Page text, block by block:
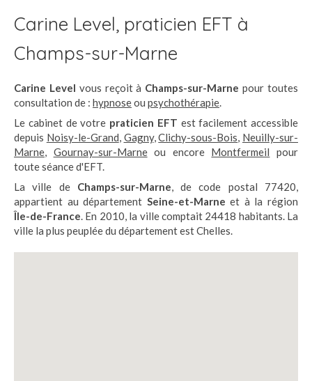
Carine Level, praticien EFT à
Champs-sur-Marne
Carine Level vous reçoit à Champs-sur-Marne pour toutes
consultation de : hypnoseou psychothérapie.
Le cabinet de votre praticien EFT est facilement accessible
depuis Noisy-le-Grand, Gagny,Clichy-sous-Bois, Neuilly-sur-
Marne, Gournay-sur-Marneou encore Montfermeil pour
toute séance d'EFT.
La ville de Champs-sur-Marne, de code postal 77420,
appartient au département Seine-et-Marne et à la région
Île-de-France. En 2010, la ville comptait 24418 habitants. La
ville la plus peuplée du département est Chelles.